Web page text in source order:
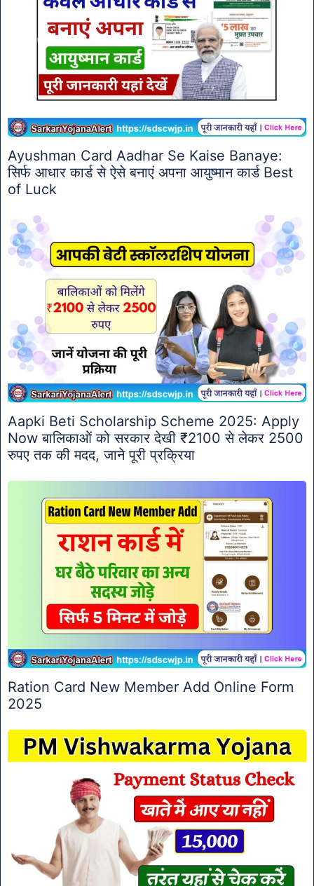
Ayushman Card Aadhar Se Kaise Banaye:
सिर्फ आधार कार्ड से ऐसे बनाएं अपना आयुष्मान कार्ड Best
of Luck
Aapki Beti Scholarship Scheme 2025: Apply
Now बालिकाओं को सरकार देखी ₹2100 से लेकर 2500
रुपए तक की मदद, जाने पूरी प्रक्रिया
Ration Card New Member Add Online Form
2025